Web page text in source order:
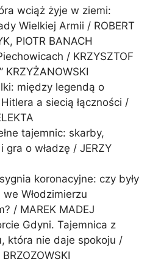
wciąż żyje w ziemi:
Wielkiej Armii / ROBERT
PIOTR BANACH
/ KRZYSZTOF
KRZYŻANOWSKI
między legendą o
a siecią łączności /
tajemnic: skarby,
gra o władzę / JERZY
koronacyjne: czy były
Włodzimierzu
/ MAREK MADEJ
Gdyni. Tajemnica z
która nie daje spokoju /